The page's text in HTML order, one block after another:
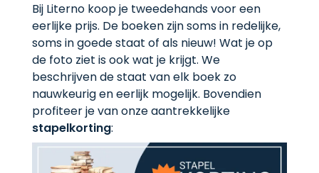
Bij Literno koop je tweedehands voor een
eerlijke prijs. De boeken zijn soms in redelijke,
soms in goede staat of als nieuw! Wat je op
de foto ziet is ook wat je krijgt. We
beschrijven de staat van elk boek zo
nauwkeurig en eerlijk mogelijk. Bovendien
profiteer je van onze aantrekkelijke
stapelkorting: